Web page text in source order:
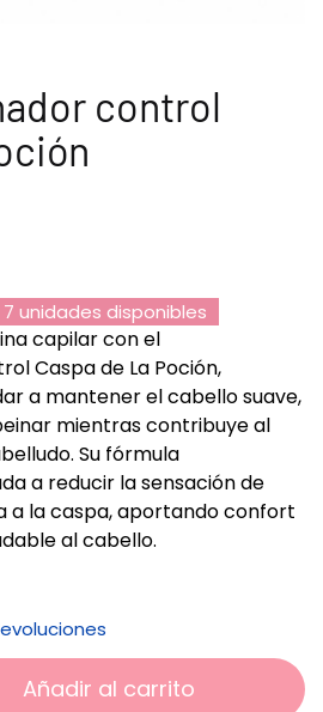
control
unidades disponibles
capilar con el
Caspa de La Poción,
a mantener el cabello suave,
mientras contribuye al
Su fórmula
a reducir la sensación de
a la caspa, aportando confort
al cabello.
Añadir al carrito